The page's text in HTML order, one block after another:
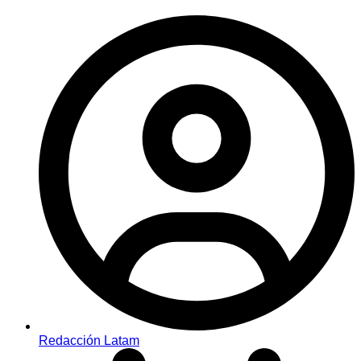
Redacción Latam